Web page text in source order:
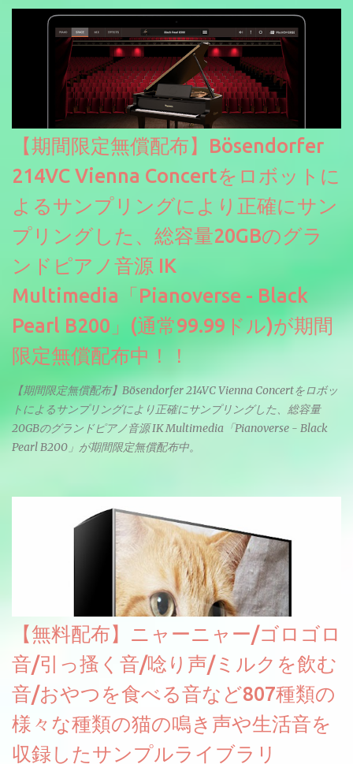
【期間限定無償配布】Bösendorfer
214VC Vienna Concertをロボットに
よるサンプリングにより正確にサン
プリングした、総容量20GBのグラ
ンドピアノ音源 IK
Multimedia「Pianoverse - Black
Pearl B200」(通常99.99ドル)が期間
限定無償配布中！！
【期間限定無償配布】Bösendorfer 214VC Vienna Concertをロボッ
トによるサンプリングにより正確にサンプリングした、総容量
20GBのグランドピアノ音源 IK Multimedia「Pianoverse - Black
Pearl B200」が期間限定無償配布中。
【無料配布】ニャーニャー/ゴロゴロ
音/引っ搔く音/唸り声/ミルクを飲む
音/おやつを食べる音など807種類の
様々な種類の猫の鳴き声や生活音を
収録したサンプルライブラリ